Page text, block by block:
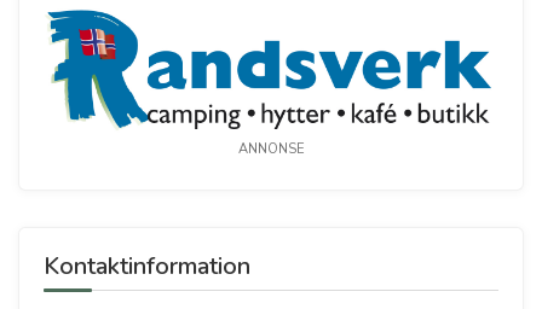
ANNONSE
Kontaktinformation